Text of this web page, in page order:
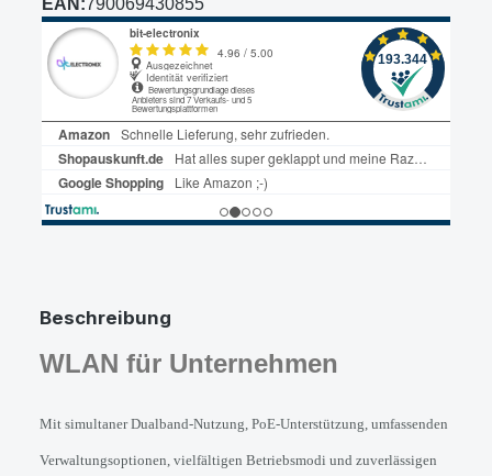
EAN:790069430855
Beschreibung
WLAN für Unternehmen
Mit simultaner Dualband-Nutzung, PoE-Unterstützung, umfassenden
Verwaltungsoptionen, vielfältigen Betriebsmodi und zuverlässigen